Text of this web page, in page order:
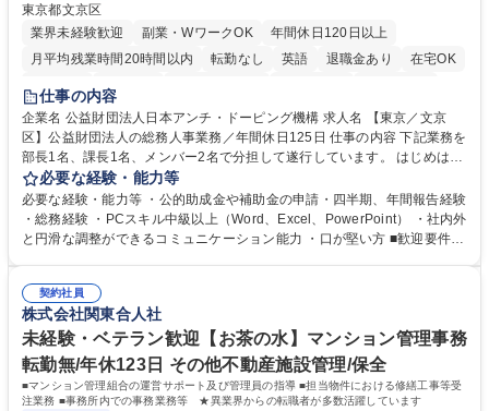
東京都文京区
業界未経験歓迎
副業・WワークOK
年間休日120日以上
月平均残業時間20時間以内
転勤なし 英語 退職金あり
在宅OK
賞与あり
育休あり
食事補助あり
仕事の内容
企業名 公益財団法人日本アンチ・ドーピング機構 求人名 【東京／文京
区】公益財団法人の総務人事業務／年間休日125日 仕事の内容 下記業務を
部長1名、課長1名、メンバー2名で分担して遂行しています。 はじめは担
当者として業務を覚えていただき、ゆくゆくはリーダーやマネージャーポ
ジションとして活躍いただくことを期待しています。 【総務・人事グルー
プの業務内容】 ・人事制度関連 ・採用活動 ・教育研修の企画、実行 ・勤
怠管理 ・官公庁への各種提出 ・法定の会議運営（評議員会、理事会） ・
管理 ・福利厚生関連 ・職員からの問合せ、相談対応 ・その他日常の総務
業務全般 募集職種 【東京／文京区】公益財団法人の総務人事業務／年間
休日125日
必要な経験・能力等
必要な経験・能力等 ・公的助成金や補助金の申請・四半期、年間報告経験
・総務経験 ・PCスキル中級以上（Word、Excel、PowerPoint） ・社内外
と円滑な調整ができるコミュニケーション能力 ・口が堅い方 ■歓迎要件
契約社員
株式会社関東合人社
未経験・ベテラン歓迎【お茶の水】マンション管理事務
転勤無/年休123日 その他不動産施設管理/保全
■マンション管理組合の運営サポート及び管理員の指導 ■担当物件における修繕工事等受
注業務 ■事務所内での事務業務等 ★異業界からの転職者が多数活躍しています